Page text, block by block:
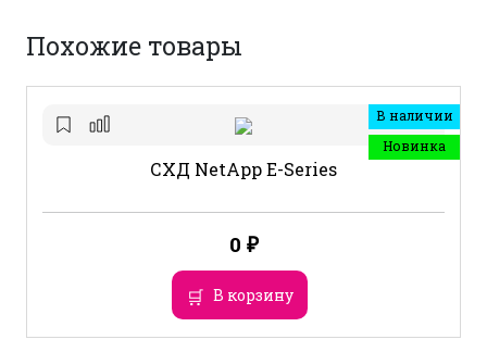
Похожие товары
В наличии
Новинка
СХД NetApp E-Series
0 ₽
В корзину